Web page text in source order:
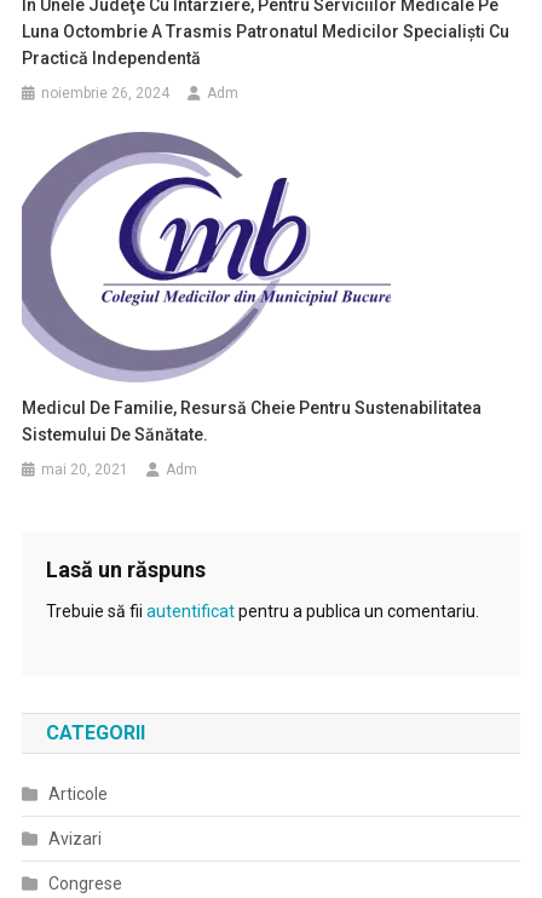
În Unele Judeţe Cu Întârziere, Pentru Serviciilor Medicale Pe
Luna Octombrie A Trasmis Patronatul Medicilor Specialişti Cu
Practică Independentă
noiembrie 26, 2024 Adm
Medicul De Familie, Resursă Cheie Pentru Sustenabilitatea
Sistemului De Sănătate.
mai 20, 2021 Adm
Lasă un răspuns
Trebuie să fii autentificatpentru a publica un comentariu.
CATEGORII
Articole
Avizari
Congrese